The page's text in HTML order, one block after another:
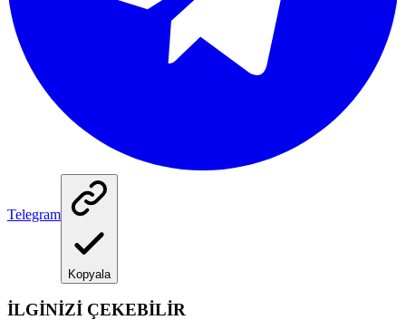
Telegram
Kopyala
İLGİNİZİ ÇEKEBİLİR